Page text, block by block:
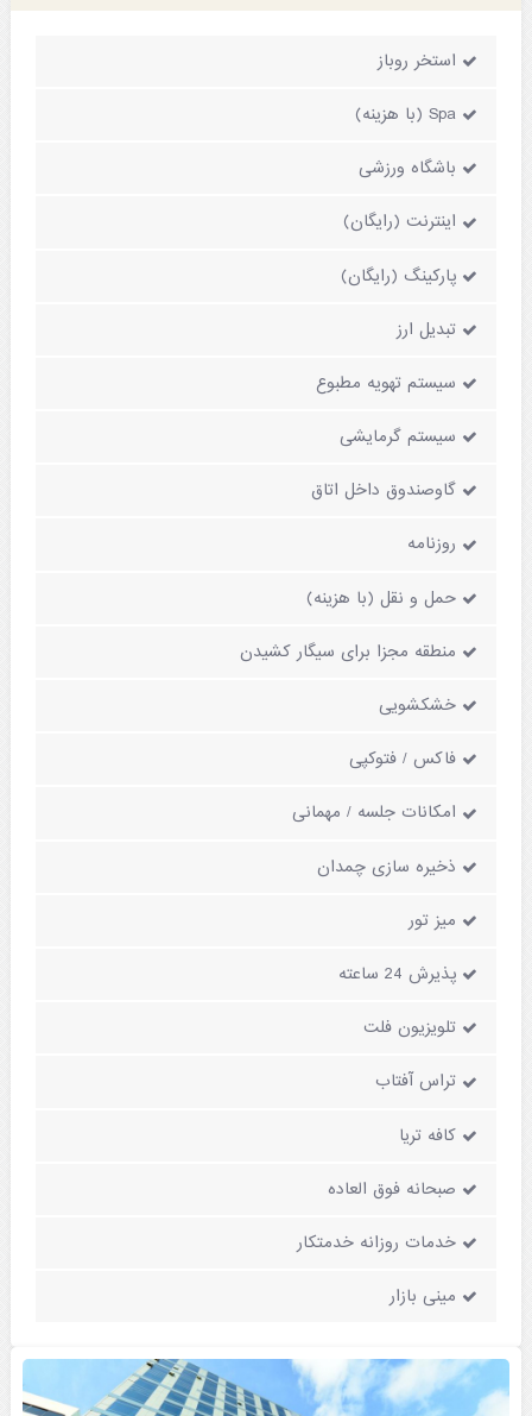
استخر روباز
Spa (با هزینه)
باشگاه ورزشی
اینترنت (رایگان)
پارکینگ (رایگان)
تبدیل ارز
سیستم تهویه مطبوع
سیستم گرمایشی
گاوصندوق داخل اتاق
روزنامه
حمل و نقل (با هزینه)
منطقه مجزا برای سیگار کشیدن
خشکشویی
فاکس / فتوکپی
امکانات جلسه / مهمانی
ذخیره سازی چمدان
میز تور
پذیرش 24 ساعته
تلویزیون فلت
تراس آفتاب
کافه تریا
صبحانه فوق العاده
خدمات روزانه خدمتکار
مینی بازار